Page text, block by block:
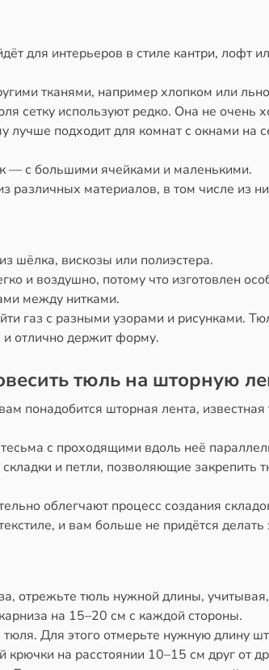
для интерьеров в стиле кантри, лофт
тканями, например хлопком или
сетку используют редко. Она не очень
лучше подходит для комнат с окнами на
— с большими ячейками и маленькими.
различных материалов, в том числе из
шёлка, вискозы или полиэстера.
и воздушно, потому что изготовлен
между нитками.
газ с разными узорами и рисунками.
и отлично держит форму.
тюль на шторную
понадобится шторная лента, известная
с проходящими вдоль неё
и петли, позволяющие закрепить
облегчают процесс создания
и вам больше не придётся делать
отрежьте тюль нужной длины,
на 15–20 см с каждой стороны.
тюля. Для этого отмерьте нужную длину
крючки на расстоянии 10–15 см друг от